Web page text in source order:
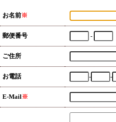
お名前※
郵便番号 -
ご住所
お電話 - -
E-Mail ※